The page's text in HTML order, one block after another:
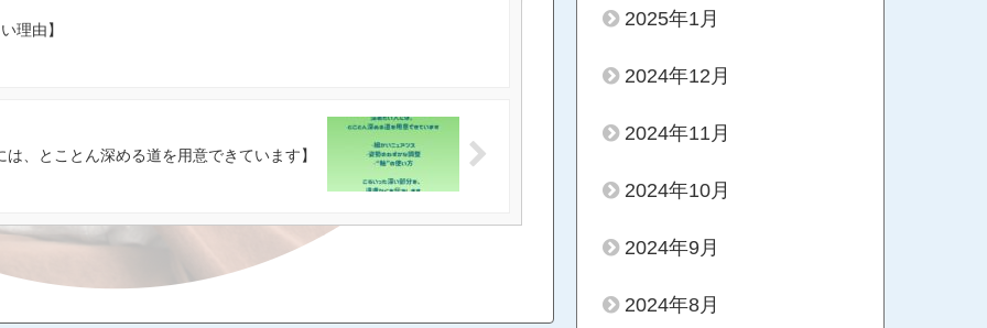
理由】
は、とことん深める道を用意できています】
2025年1月
2024年12月
2024年11月
2024年10月
2024年9月
2024年8月